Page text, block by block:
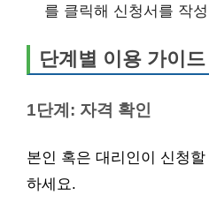
를 클릭해 신청서를 작
단계별 이용 가이드
1단계: 자격 확인
본인 혹은 대리인이 신청
하세요.